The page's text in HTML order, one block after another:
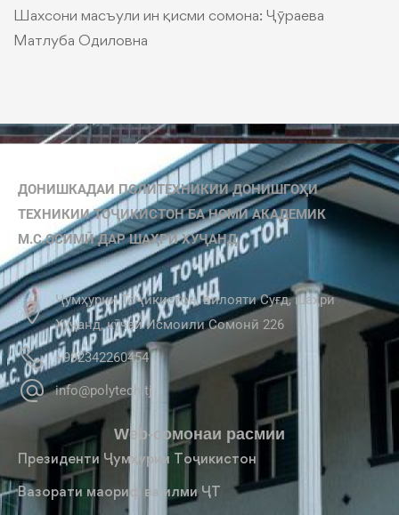
Шахсони масъули ин қисми сомона: Ҷӯраева
Матлуба Одиловна
ДОНИШКАДАИ ПОЛИТЕХНИКИИ ДОНИШГОҲИ
ТЕХНИКИИ ТОҶИКИСТОН БА НОМИ АКАДЕМИК
М.С.ОСИМӢ ДАР ШАҲРИ ХУҶАНД
Ҷумҳурии Тоҷикистон, вилояти Суғд, шаҳри
Хуҷанд, кӯчаи Исмоили Сомонӣ 226
+992342260454
info@polytech.tj
Web-сомонаи расмии
Президенти Ҷумҳурии Тоҷикистон
Вазорати маориф ва илми ҶТ